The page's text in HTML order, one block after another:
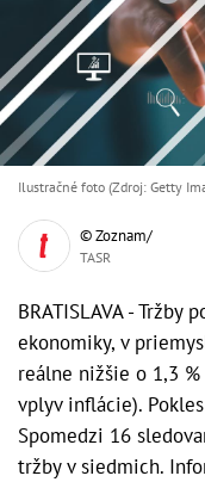
Ilustračné foto (Zdroj: Getty
© Zoznam/
TASR
BRATISLAVA -
ekonomiky, v
reálne nižšie o 1,3
vplyv inflácie).
Spomedzi 16
tržby v siedmich.